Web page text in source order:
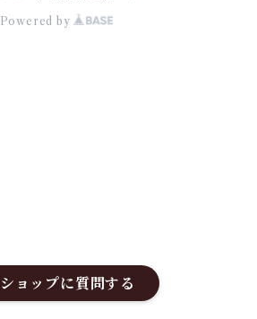
Powered by
ショップに質問する